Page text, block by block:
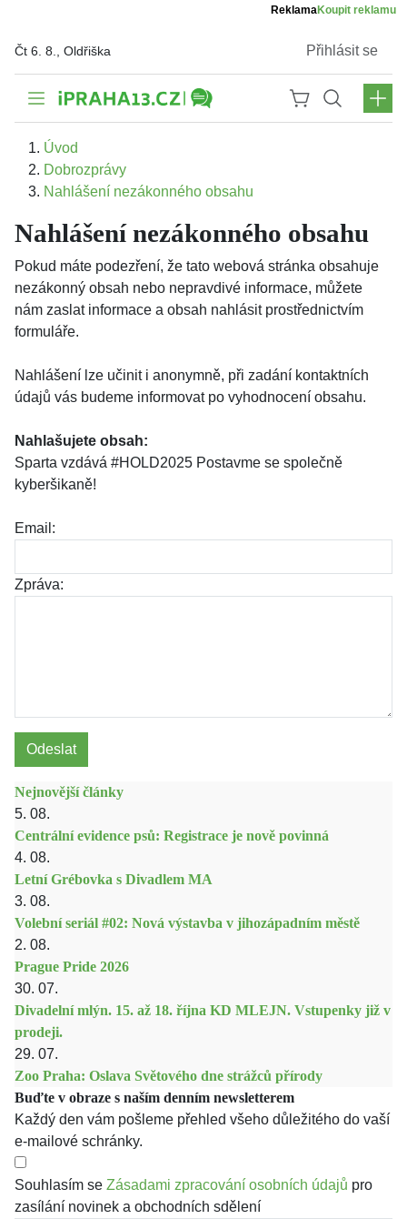
ReklamaKoupit reklamu
Čt 6. 8., Oldřiška Přihlásit se
Úvod
Dobrozprávy
Nahlášení nezákonného obsahu
Nahlášení nezákonného obsahu
Pokud máte podezření, že tato webová stránka obsahuje
nezákonný obsah nebo nepravdivé informace, můžete
nám zaslat informace a obsah nahlásit prostřednictvím
formuláře.
Nahlášení lze učinit i anonymně, při zadání kontaktních
údajů vás budeme informovat po vyhodnocení obsahu.
Nahlašujete obsah:
Sparta vzdává #HOLD2025 Postavme se společně
kyberšikaně!
Email:
Zpráva:
Odeslat
Nejnovější články
5. 08.
Centrální evidence psů: Registrace je nově povinná
4. 08.
Letní Grébovka s Divadlem MA
3. 08.
Volební seriál #02: Nová výstavba v jihozápadním městě
2. 08.
Prague Pride 2026
30. 07.
Divadelní mlýn. 15. až 18. října KD MLEJN. Vstupenky již v
prodeji.
29. 07.
Zoo Praha: Oslava Světového dne strážců přírody
Buďte v obraze s naším denním newsletterem
Každý den vám pošleme přehled všeho důležitého do vaší
e-mailové schránky.
Souhlasím se Zásadami zpracování osobních údajů pro
zasílání novinek a obchodních sdělení